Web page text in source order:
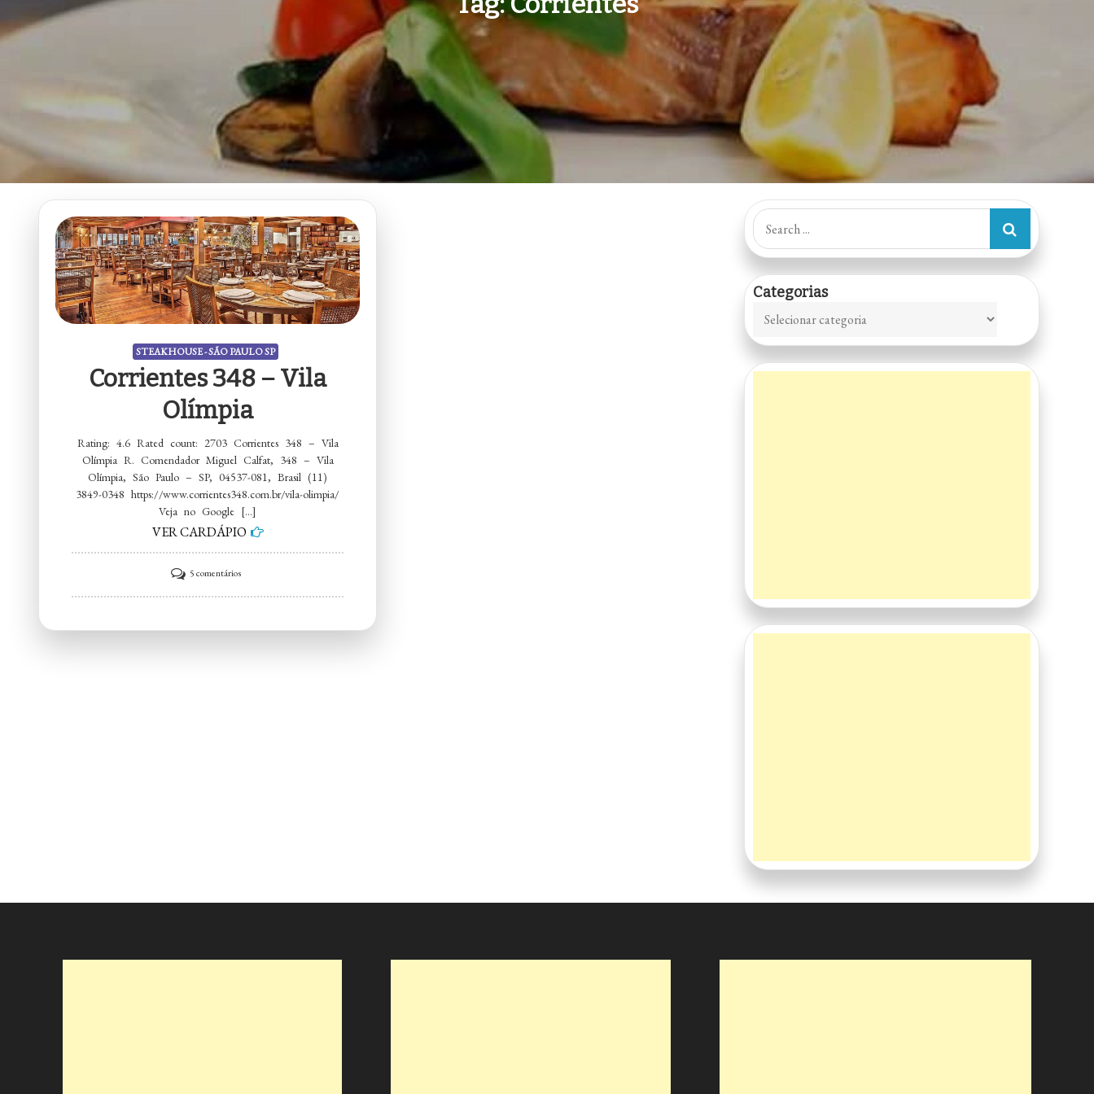
STEAKHOUSE - SÃO PAULO SP
Corrientes 348 – Vila
Olímpia
Rating: 4.6 Rated count: 2703 Corrientes 348 – Vila
Olímpia R. Comendador Miguel Calfat, 348 – Vila
Olímpia, São Paulo – SP, 04537-081, Brasil (11)
3849-0348 https://www.corrientes348.com.br/vila-olimpia/
Veja no Google […]
VER CARDÁPIO
5 comentáriosem
Corrientes
Search
for:
Categorias
Categorias